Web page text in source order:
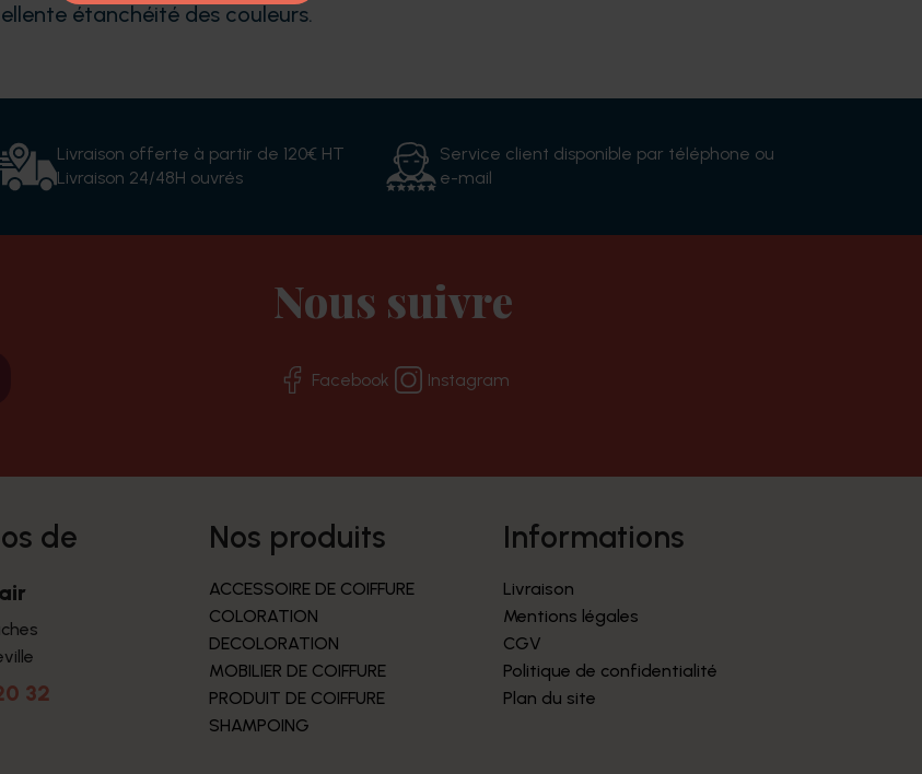
étanchéité des couleurs.
Livraison offerte à partir de 120€ HT
Livraison 24/48H ouvrés
Service client disponible par téléphone ou
e-mail
Nous suivre
Facebook Instagram
de
32
nos produits
ACCESSOIRE DE COIFFURE
COLORATION
DECOLORATION
MOBILIER DE COIFFURE
PRODUIT DE COIFFURE
SHAMPOING
informations
Livraison
Mentions légales
CGV
Politique de confidentialité
Plan du site